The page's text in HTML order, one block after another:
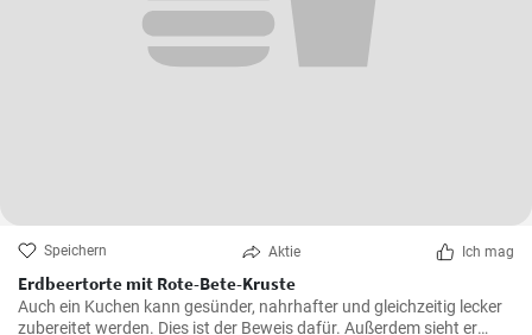
Speichern Aktie Ich mag
Erdbeertorte mit Rote-Bete-Kruste
Auch ein Kuchen kann gesünder, nahrhafter und gleichzeitig lecker
zubereitet werden. Dies ist der Beweis dafür. Außerdem sieht er